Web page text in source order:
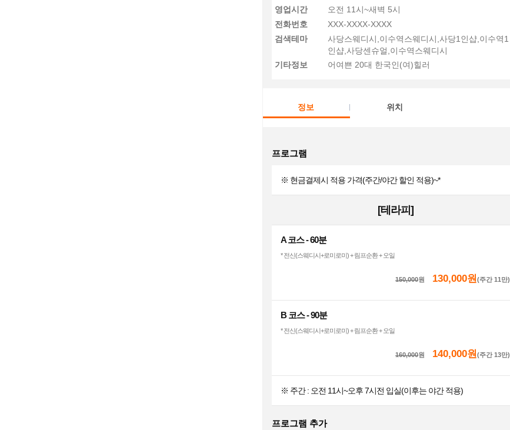
영업시간
오전 11시~새벽 5시
전화번호
XXX-XXXX-XXXX
검색테마
사당스웨디시,이수역스웨디시,사당1인샵,이수역1
인샵,사당센슈얼,이수역스웨디시
기타정보
어여쁜 20대 한국인(여)힐러
정보 위치
프로그램
※ 현금결제시 적용 가격(주간/야간 할인 적용)~*
[테라피]
A 코스 - 60분
* 전신(스웨디시+로미로미) + 림프순환 + 오일
150,000원 130,000원(주간 11만)
B 코스 - 90분
* 전신(스웨디시+로미로미) + 림프순환 + 오일
160,000원 140,000원(주간 13만)
※ 주간 : 오전 11시~오후 7시전 입실(이후는 야간 적용)
프로그램 추가